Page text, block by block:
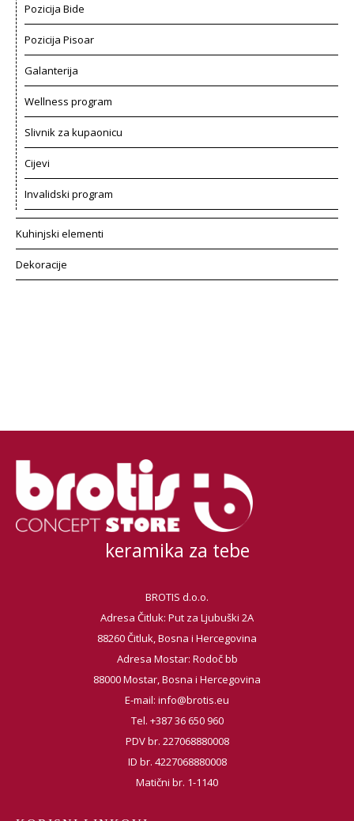
Pozicija Bide
Pozicija Pisoar
Galanterija
Wellness program
Slivnik za kupaonicu
Cijevi
Invalidski program
Kuhinjski elementi
Dekoracije
keramika za tebe
BROTIS d.o.o.
Adresa Čitluk: Put za Ljubuški 2A
88260 Čitluk, Bosna i Hercegovina
Adresa Mostar: Rodoč bb
88000 Mostar, Bosna i Hercegovina
E-mail: info@brotis.eu
Tel. +387 36 650 960
PDV br. 227068880008
ID br. 4227068880008
Matični br. 1-1140